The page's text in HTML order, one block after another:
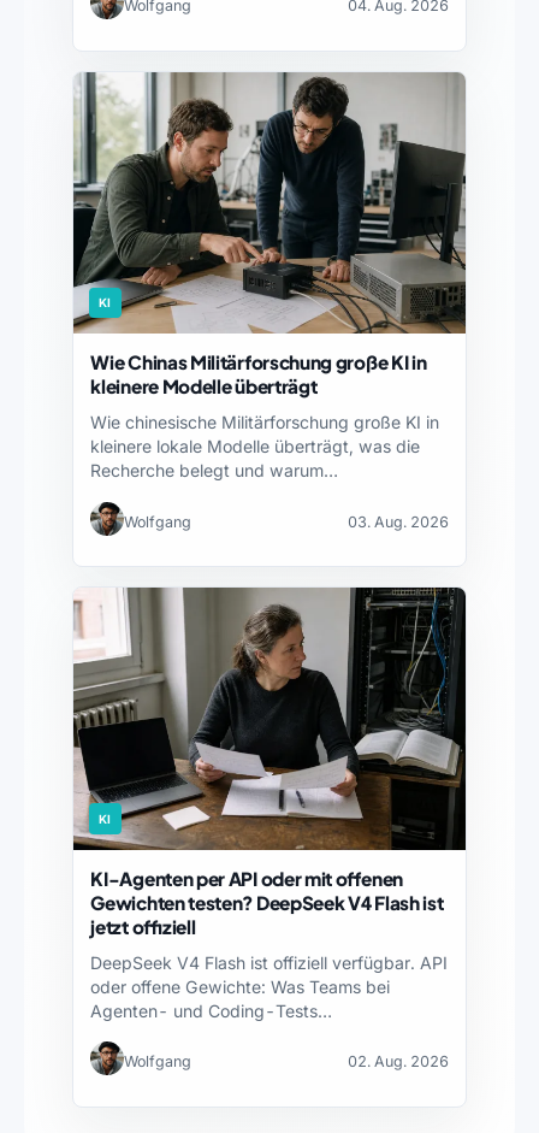
Wolfgang 04. Aug. 2026
KI
Wie Chinas Militärforschung große KI in
kleinere Modelle überträgt
Wie chinesische Militärforschung große KI in
kleinere lokale Modelle überträgt, was die
Recherche belegt und warum…
Wolfgang 03. Aug. 2026
KI
KI-Agenten per API oder mit offenen
Gewichten testen? DeepSeek V4 Flash ist
jetzt offiziell
DeepSeek V4 Flash ist offiziell verfügbar. API
oder offene Gewichte: Was Teams bei
Agenten- und Coding-Tests…
Wolfgang 02. Aug. 2026